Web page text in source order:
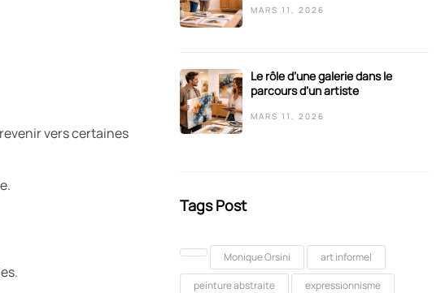
vers certaines
MARS 11, 2026
Le rôle d’une galerie dans le
parcours d’un artiste
MARS 11, 2026
Tags Post
Monique Orsini art informel
peinture abstraite expressionnisme